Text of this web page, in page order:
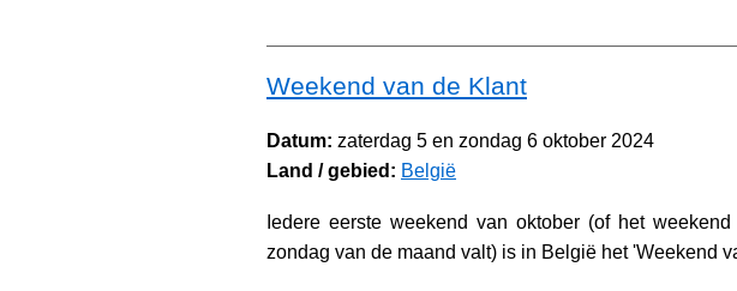
Weekend van de Klant
Datum: zaterdag 5 en zondag 6 oktober 2024
Land / gebied: België
Iedere eerste weekend van oktober (of het
zondag van de maand valt) is in België het 'Weekend